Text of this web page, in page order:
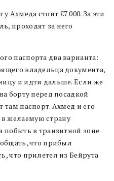
Ахмеда стоит £7 000. За эти
проходят за него
паспорта два варианта:
владельца документа,
и идти дальше. Если же
борту перед посадкой
там паспорт. Ахмед и его
желаемую страну
побыть в транзитной зоне
что прибыл
что прилетел из Бейрута